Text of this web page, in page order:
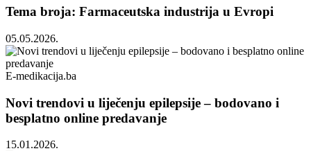
Tema broja: Farmaceutska industrija u Evropi
05.05.2026.
E-medikacija.ba
Novi trendovi u liječenju epilepsije – bodovano i
besplatno online predavanje
15.01.2026.